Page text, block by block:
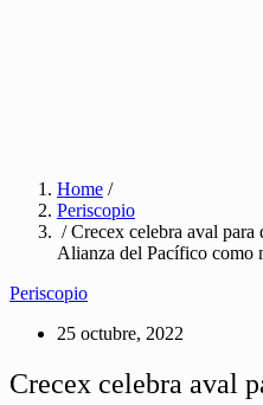
Home /
Periscopio
/ Crecex celebra aval para
Alianza del Pacífico como
Periscopio
25 octubre, 2022
Crecex celebra aval